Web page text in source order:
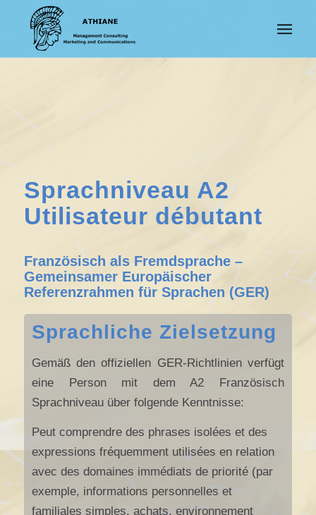
Sprachniveau A2
Utilisateur débutant
Französisch als Fremdsprache –
Gemeinsamer Europäischer
Referenzrahmen für Sprachen (GER)
Sprachliche Zielsetzung
Gemäß den offiziellen GER-Richtlinien verfügt
eine Person mit dem A2 Französisch
Sprachniveau über folgende Kenntnisse:
Peut comprendre des phrases isolées et des
expressions fréquemment utilisées en relation
avec des domaines immédiats de priorité (par
exemple, informations personnelles et
familiales simples, achats, environnement